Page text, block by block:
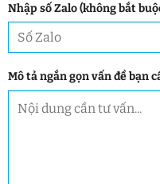
Nhập số Zalo (không bắt
Mô tả ngắn gọn vấn đề bạn